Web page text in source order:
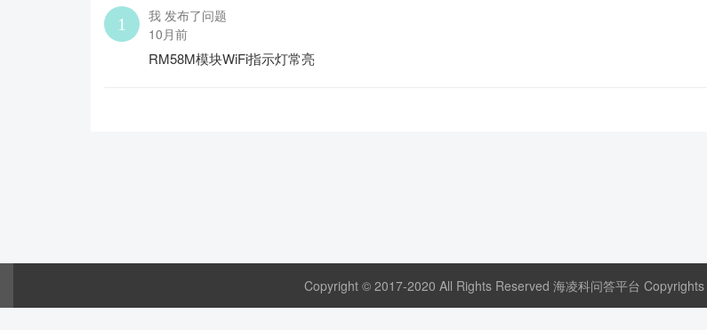
我 发布了问题
10月前
RM58M模块WiFi指示灯常亮
Copyright © 2017-2020 All Rights Reserved 海凌科问答平台 Copyrights